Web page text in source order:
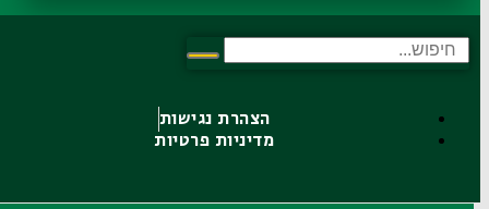
הצהרת נגישות
מדיניות פרטיות